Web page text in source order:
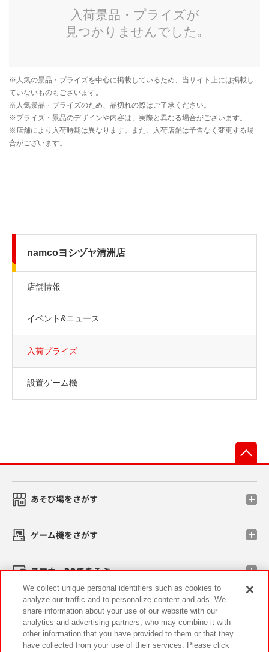
namcoヨシヅヤ清洲店
店舗情報
イベント&ニュース
入荷プライズ
設置ゲーム機
あそび場をさがす
ゲーム機をさがす
スマホ・PCであそぶ
イベント・キャンペーン
We collect unique personal identifiers such as cookies to
analyze our traffic and to personalize content and ads. We
share information about your use of our website with our
analytics and advertising partners, who may combine it with
other information that you have provided to them or that they
have collected from your use of their services. Please click